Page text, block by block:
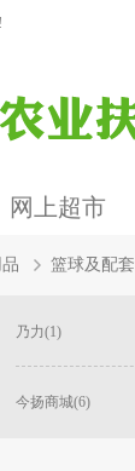
网上超市
篮球及配套
乃力(1)
今扬商城(6)